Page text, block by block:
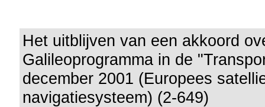
Het uitblijven van een akkoord
Galileoprogramma in de
december 2001 (Europees
navigatiesysteem) (2-649)